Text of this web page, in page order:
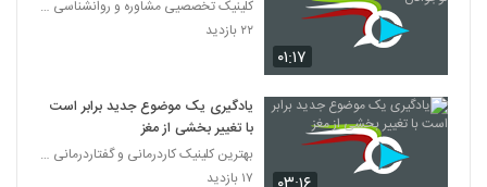
۰۱:۱۷
کلینیک تخصصیی مشاوره و روانشناسی خانواده ایرانی
۲۲ بازدید
یادگیری یک موضوع جدید برابر است
با تغییر بخشی از مغز
بهترین کلینیک کاردرمانی و گفتاردرمانی تهران
۱۷ بازدید